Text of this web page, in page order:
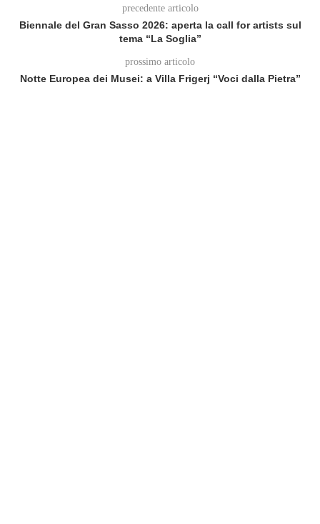
precedente articolo
Biennale del Gran Sasso 2026: aperta la call for artists sul
tema “La Soglia”
prossimo articolo
Notte Europea dei Musei: a Villa Frigerj “Voci dalla Pietra”